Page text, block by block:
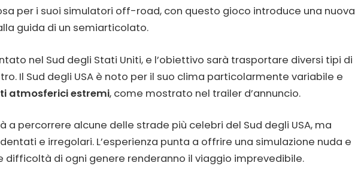
per i suoi simulatori off-road, con questo gioco introduce una nuova
guida di un semiarticolato.
nel Sud degli Stati Uniti, e l’obiettivo sarà trasportare diversi tipi di
Il Sud degli USA è noto per il suo clima particolarmente variabile e
atmosferici estremi, come mostrato nel trailer d’annuncio.
a percorrere alcune delle strade più celebri del Sud degli USA, ma
e irregolari. L’esperienza punta a offrire una simulazione nuda e
difficoltà di ogni genere renderanno il viaggio imprevedibile.